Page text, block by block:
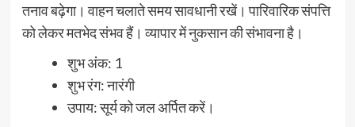
तनाव बढ़ेगा। वाहन चलाते समय सावधानी रखें। पारिवारिक संपत्ति
को लेकर मतभेद संभव हैं। व्यापार में नुकसान की संभावना है।
शुभ अंक: 1
शुभ रंग: नारंगी
उपाय: सूर्य को जल अर्पित करें।